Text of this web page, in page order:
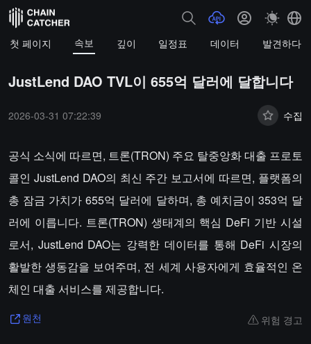
첫 페이지 속보 깊이 일정표 데이터 발견하다
JustLend DAO TVL이 655억 달러에 달합니다
2026-03-31 07:22:39 수집
공식 소식에 따르면, 트론(TRON) 주요 탈중앙화 대출 프로토
콜인 JustLend DAO의 최신 주간 보고서에 따르면, 플랫폼의
총 잠금 가치가 655억 달러에 달하며, 총 예치금이 353억 달
러에 이릅니다. 트론(TRON) 생태계의 핵심 DeFi 기반 시설
로서, JustLend DAO는 강력한 데이터를 통해 DeFi 시장의
활발한 생동감을 보여주며, 전 세계 사용자에게 효율적인 온
체인 대출 서비스를 제공합니다.
원천 위험 경고